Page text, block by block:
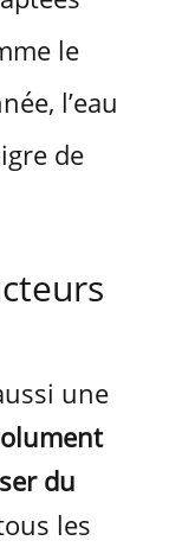
le
l’eau
de
une
du
les